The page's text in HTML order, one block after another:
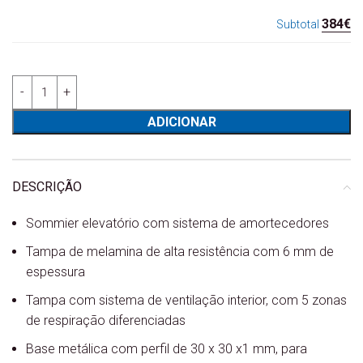
Subtotal 384€
ADICIONAR
DESCRIÇÃO
Sommier elevatório com sistema de amortecedores
Tampa de melamina de alta resistência com 6 mm de
espessura
Tampa com sistema de ventilação interior, com 5 zonas
de respiração diferenciadas
Base metálica com perfil de 30 x 30 x1 mm, para